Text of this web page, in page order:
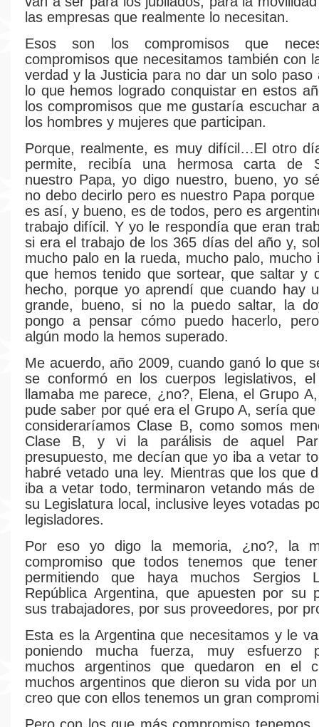
las empresas que realmente lo necesitan.
Esos son los compromisos que
compromisos que necesitamos también con
verdad y la Justicia para no dar un solo paso
lo que hemos logrado conquistar en estos
los compromisos que me gustaría escuchar
los hombres y mujeres que participan.
Porque, realmente, es muy difícil…El otro
permite, recibía una hermosa carta de
nuestro Papa, yo digo nuestro, bueno, yo
no debo decirlo pero es nuestro Papa
es así, y bueno, es de todos, pero es
trabajo difícil. Y yo le respondía que eran
si era el trabajo de los 365 días del año y,
mucho palo en la rueda, mucho palo, mucho
que hemos tenido que sortear, que saltar y
hecho, porque yo aprendí que cuando hay
grande, bueno, si no la puedo saltar, la
pongo a pensar cómo puedo hacerlo,
algún modo la hemos superado.
Me acuerdo, año 2009, cuando ganó lo que
se conformó en los cuerpos legislativos,
llamaba me parece, ¿no?, Elena, el Grupo
pude saber por qué era el Grupo A, sería
consideraríamos Clase B, como somos
Clase B, y vi la parálisis de aquel
presupuesto, me decían que yo iba a vetar
habré vetado una ley. Mientras que los que
iba a vetar todo, terminaron vetando más
su Legislatura local, inclusive leyes votadas
legisladores.
Por eso yo digo la memoria, ¿no?, la
compromiso que todos tenemos que
permitiendo que haya muchos Sergios
República Argentina, que apuesten por su
sus trabajadores, por sus proveedores, por
Esta es la Argentina que necesitamos y le
poniendo mucha fuerza, muy esfuerzo
muchos argentinos que quedaron en el
muchos argentinos que dieron su vida por
creo que con ellos tenemos un gran